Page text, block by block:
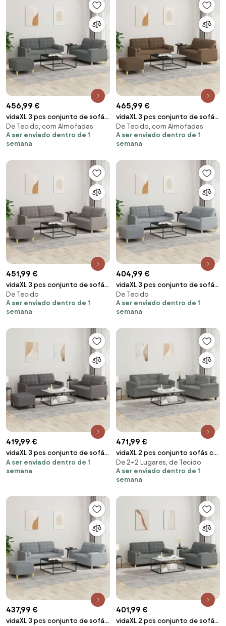
456,99 €
vidaXL 3 pcs conjunto de sofás
com almofadas tecido
cinzento-escuro
De Tecido, com Almofadas
A ser enviado dentro de 1
semana
465,99 €
vidaXL 3 pcs conjunto de sofás
com almofadas tecido
castanho
De Tecido, com Almofadas
A ser enviado dentro de 1
semana
451,99 €
vidaXL 3 pcs conjunto de sofás
com almofadões tecido cinza-
acastanhado
De Tecido
A ser enviado dentro de 1
semana
404,99 €
vidaXL 3 pcs conjunto de sofás
com almofadões tecido
cinzento-claro
De Tecido
A ser enviado dentro de 1
semana
419,99 €
vidaXL 3 pcs conjunto de sofás
c/ almofadões couro artificial
cinzento
A ser enviado dentro de 1
semana
471,99 €
vidaXL 2 pcs conjunto sofás c/
almofadas microfibra cinza-
escuro
De 2+2 Lugares, de Tecido
A ser enviado dentro de 1
semana
437,99 €
vidaXL 3 pcs conjunto de sofás
401,99 €
vidaXL 2 pcs conjunto de sofás